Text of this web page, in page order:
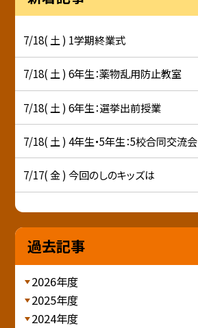
7/18( 土 ) 1学期終業式
7/18( 土 ) 6年生：薬物乱用防止教室
7/18( 土 ) 6年生：選挙出前授業
7/18( 土 ) 4年生・5年生：5校合同交流会
7/17( 金 ) 今回のしのキッズは
過去記事
2026年度
2025年度
2024年度